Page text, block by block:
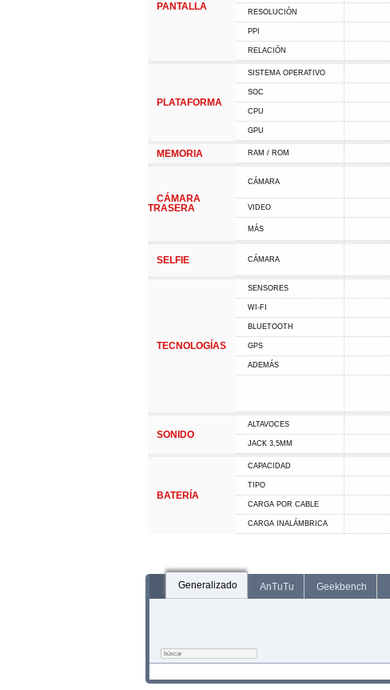
PANTALLA RESOLUCIÓN
PPI
RELACIÓN
PLATAFORMA
SISTEMA OPERATIVO
SOC
CPU
GPU
MEMORIA RAM / ROM
CÁMARA
TRASERA
CÁMARA
VIDEO
MÁS
SELFIE CÁMARA
TECNOLOGÍAS
SENSORES
WI-FI
BLUETOOTH
GPS
ADEMÁS
SONIDO
ALTAVOCES
JACK 3,5MM
BATERÍA
CAPACIDAD
TIPO
CARGA POR CABLE
CARGA INALÁMBRICA
Generalizado AnTuTu Geekbench